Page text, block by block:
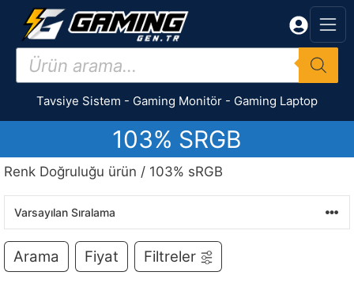
İçeriğe
Products
search
Tavsiye Sistem - Gaming Monitör - Gaming Laptop
103% SRGB
Renk Doğruluğu ürün / 103% sRGB
Arama Fiyat Filtreler